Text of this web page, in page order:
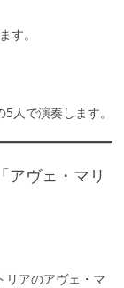
す。
人で演奏します。
アヴェ・マリ
リアのアヴェ・マ